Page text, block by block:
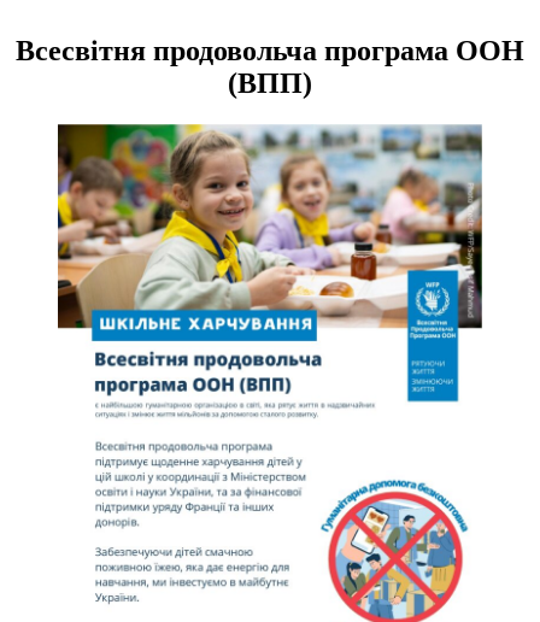
Всесвітня продовольча програма ООН
(ВПП)